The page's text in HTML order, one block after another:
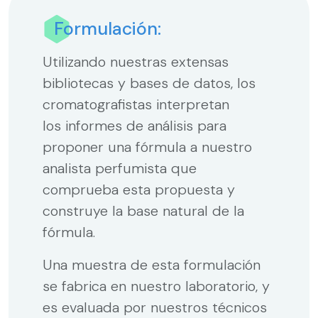
Formulación:
Utilizando nuestras extensas
bibliotecas y bases de datos, los
cromatografistas interpretan
los informes de análisis para
proponer una fórmula a nuestro
analista perfumista que
comprueba esta propuesta y
construye la base natural de la
fórmula.
Una muestra de esta formulación
se fabrica en nuestro laboratorio, y
es evaluada por nuestros técnicos